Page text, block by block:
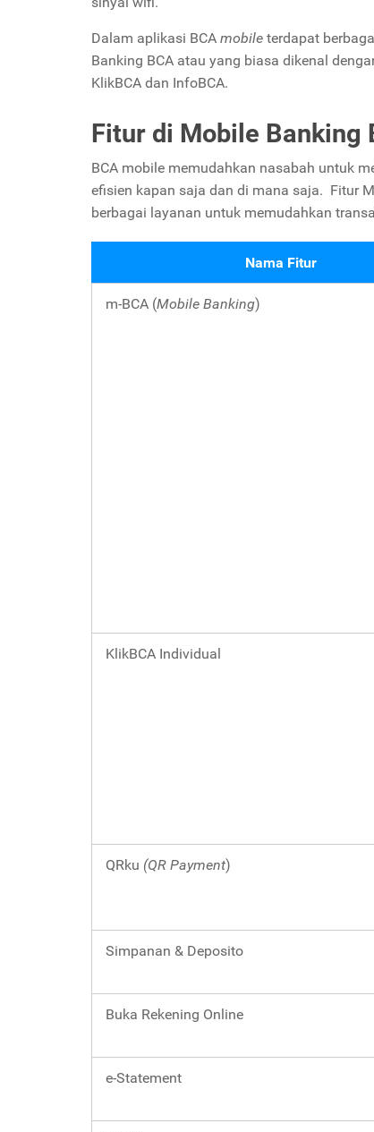
Dalam aplikasi BCA mobile terdapat
Banking BCA atau yang biasa dikenal
KlikBCA dan InfoBCA.
Fitur di Mobile Banking
BCA mobile memudahkan nasabah untuk
efisien kapan saja dan di mana saja. Fitur
berbagai layanan untuk memudahkan
Nama Fitur
m-BCA (Mobile Banking)
KlikBCA Individual
QRku (QR Payment)
Simpanan & Deposito
Buka Rekening Online
e-Statement